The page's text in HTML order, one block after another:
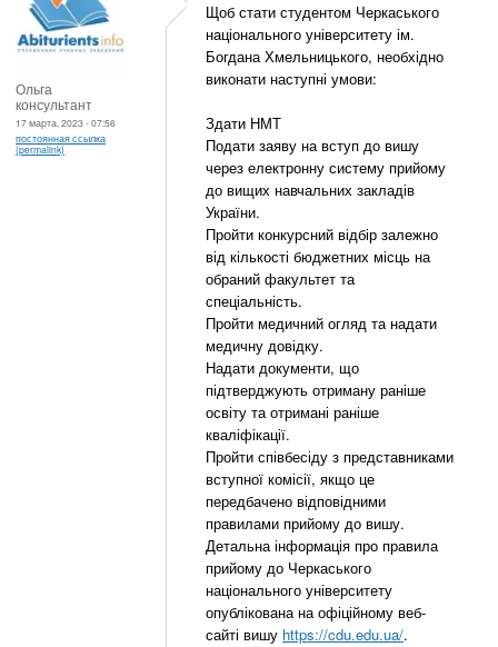
Ольга
консультант
17 марта, 2023 - 07:56
постоянная ссылка
(permalink)
Щоб стати студентом Черкаського
національного університету ім.
Богдана Хмельницького, необхідно
виконати наступні умови:
Здати НМТ
Подати заяву на вступ до вишу
через електронну систему прийому
до вищих навчальних закладів
України.
Пройти конкурсний відбір залежно
від кількості бюджетних місць на
обраний факультет та
спеціальність.
Пройти медичний огляд та надати
медичну довідку.
Надати документи, що
підтверджують отриману раніше
освіту та отримані раніше
кваліфікації.
Пройти співбесіду з представниками
вступної комісії, якщо це
передбачено відповідними
правилами прийому до вишу.
Детальна інформація про правила
прийому до Черкаського
національного університету
опублікована на офіційному веб-
сайті вишу https://cdu.edu.ua/.